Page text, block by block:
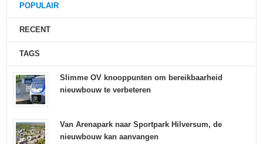
POPULAIR
RECENT
TAGS
Slimme OV knooppunten om bereikbaarheid
nieuwbouw te verbeteren
Van Arenapark naar Sportpark Hilversum, de
nieuwbouw kan aanvangen